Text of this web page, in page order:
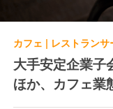
カフェ | レストラン
大手安定企業子
ほか、カフェ業
す。福利厚生充